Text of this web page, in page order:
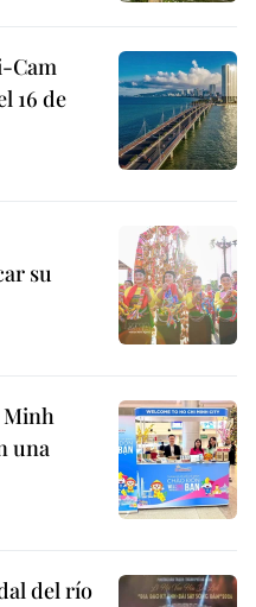
Cam
16 de
su
Minh
una
del río